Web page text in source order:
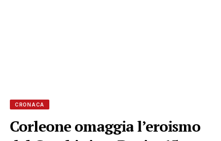
CRONACA
Corleone omaggia l’eroismo